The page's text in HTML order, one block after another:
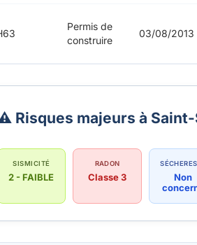
Permis de
construire
03/08/2013
Risques majeurs à
SISMICITÉ
2 - FAIBLE
RADON
Classe 3
Non